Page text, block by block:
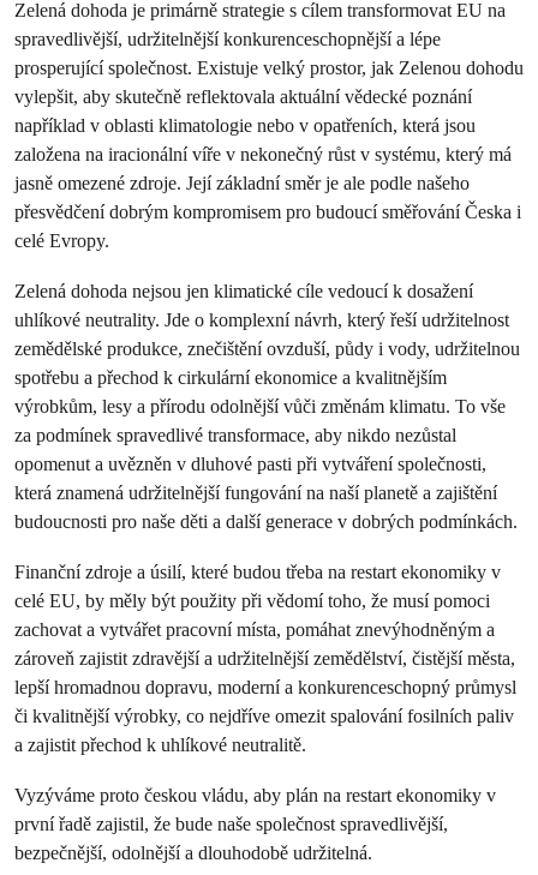
Zelená dohoda je primárně strategie s cílem transformovat EU na
spravedlivější, udržitelnější konkurenceschopnější a lépe
prosperující společnost. Existuje velký prostor, jak Zelenou dohodu
vylepšit, aby skutečně reflektovala aktuální vědecké poznání
například v oblasti klimatologie nebo v opatřeních, která jsou
založena na iracionální víře v nekonečný růst v systému, který má
jasně omezené zdroje. Její základní směr je ale podle našeho
přesvědčení dobrým kompromisem pro budoucí směřování Česka i
celé Evropy.
Zelená dohoda nejsou jen klimatické cíle vedoucí k dosažení
uhlíkové neutrality. Jde o komplexní návrh, který řeší udržitelnost
zemědělské produkce, znečištění ovzduší, půdy i vody, udržitelnou
spotřebu a přechod k cirkulární ekonomice a kvalitnějším
výrobkům, lesy a přírodu odolnější vůči změnám klimatu. To vše
za podmínek spravedlivé transformace, aby nikdo nezůstal
opomenut a uvězněn v dluhové pasti při vytváření společnosti,
která znamená udržitelnější fungování na naší planetě a zajištění
budoucnosti pro naše děti a další generace v dobrých podmínkách.
Finanční zdroje a úsilí, které budou třeba na restart ekonomiky v
celé EU, by měly být použity při vědomí toho, že musí pomoci
zachovat a vytvářet pracovní místa, pomáhat znevýhodněným a
zároveň zajistit zdravější a udržitelnější zemědělství, čistější města,
lepší hromadnou dopravu, moderní a konkurenceschopný průmysl
či kvalitnější výrobky, co nejdříve omezit spalování fosilních paliv
a zajistit přechod k uhlíkové neutralitě.
Vyzýváme proto českou vládu, aby plán na restart ekonomiky v
první řadě zajistil, že bude naše společnost spravedlivější,
bezpečnější, odolnější a dlouhodobě udržitelná.